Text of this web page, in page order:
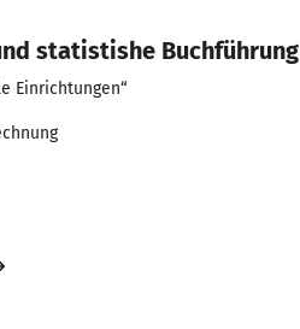
statistishe Buchführung
Einrichtungen“